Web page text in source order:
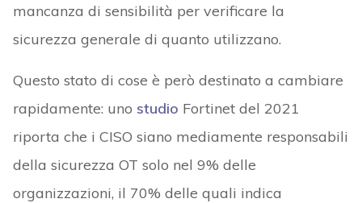
mancanza di sensibilità per verificare la
sicurezza generale di quanto utilizzano.
Questo stato di cose è però destinato a cambiare
rapidamente: uno studio Fortinet del 2021
riporta che i CISO siano mediamente responsabili
della sicurezza OT solo nel 9% delle
organizzazioni, il 70% delle quali indica